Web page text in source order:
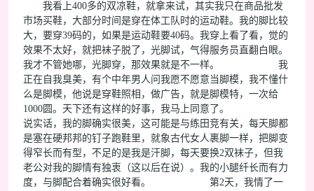
我看上400多的双凉鞋，就拿来试，其实我只在商品批发
市场买鞋，大部分时间是穿在体工队时的运动鞋。我的脚比较
大，要穿39码的，如果是运动鞋要40码。我穿上看了看，觉的
效果不太好，就把袜子脱了，光脚试，气得服务员直翻白眼。
我才不管她哪，光脚穿，那效果就是不一样。 我
正在自我臭美，有个中年男人问我愿不愿意当脚模，我不懂什
么是脚模，他说是穿鞋照相，做广告，就是脚模特，一次给
1000圆。天下还有这样的好事，我马上同意了。
说实话，我的脚确实很美，这可能是与练田竞有关，每天脚都
是塞在硬邦邦的钉子跑鞋里，就象古代女人裹脚一样，把脚变
得窄长而有型，不足的是我是汗脚，每天要换2双袜子，但我
老公对我的脚情有独衷（这以后在说）。我的小腿纤长而有力
度，与脚配合着确实很好看。 第2天，我情了一